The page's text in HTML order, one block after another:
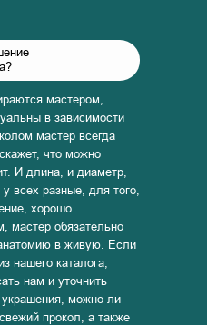
мастером,
в зависимости
мастер всегда
что можно
И длина, и диаметр,
всех разные, для того,
хорошо
мастер обязательно
в живую. Если
нашего каталога,
нам и уточнить
украшения, можно ли
прокол, а также